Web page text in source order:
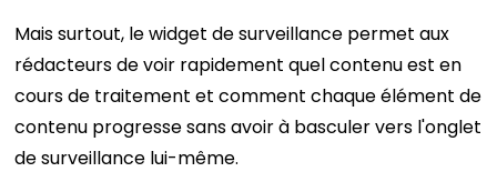
Mais surtout, le widget de surveillance permet aux
rédacteurs de voir rapidement quel contenu est en
cours de traitement et comment chaque élément de
contenu progresse sans avoir à basculer vers l'onglet
de surveillance lui-même.